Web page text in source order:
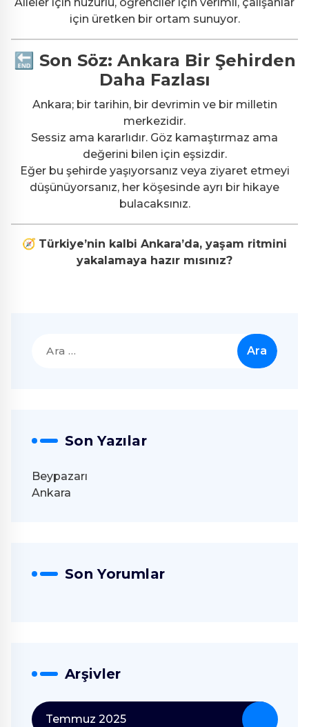
Aileler için huzurlu, öğrenciler için verimli, çalışanlar
için üretken bir ortam sunuyor.
🔚 Son Söz: Ankara Bir Şehirden
Daha Fazlası
Ankara; bir tarihin, bir devrimin ve bir milletin
merkezidir.
Sessiz ama kararlıdır. Göz kamaştırmaz ama
değerini bilen için eşsizdir.
Eğer bu şehirde yaşıyorsanız veya ziyaret etmeyi
düşünüyorsanız, her köşesinde ayrı bir hikaye
bulacaksınız.
🧭 Türkiye’nin kalbi Ankara’da, yaşam ritmini
yakalamaya hazır mısınız?
Son Yazılar
Beypazarı
Ankara
Son Yorumlar
Arşivler
Temmuz 2025